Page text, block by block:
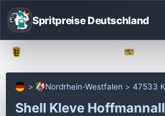
Spritpreise Deutschland
Nordrhein-Westfalen 47533
Shell Kleve